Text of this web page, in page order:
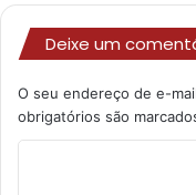
Deixe um
O seu endereço de e-
obrigatórios são